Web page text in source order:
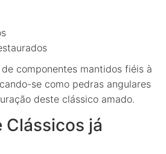
componentes mantidos fiéis à
se como pedras angulares
deste clássico amado.
já